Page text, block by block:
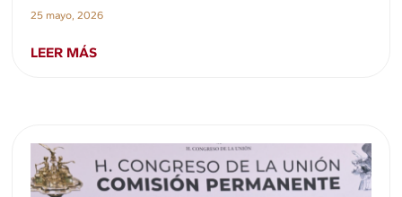
25 mayo, 2026
LEER MÁS